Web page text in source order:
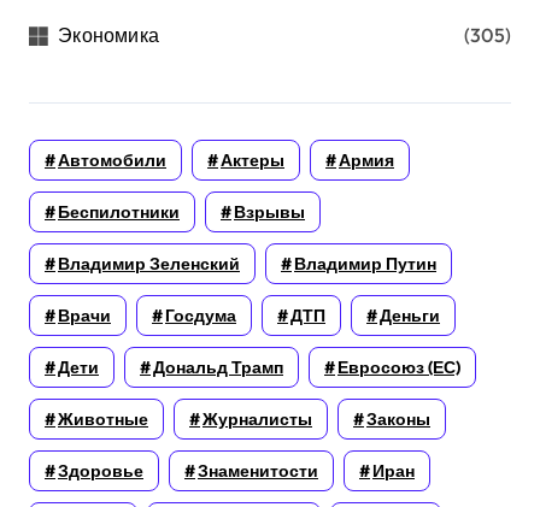
Экономика (305)
Автомобили Актеры Армия
Беспилотники Взрывы
Владимир Зеленский Владимир Путин
Врачи Госдума ДТП Деньги
Дети Дональд Трамп Евросоюз (ЕС)
Животные Журналисты Законы
Здоровье Знаменитости Иран